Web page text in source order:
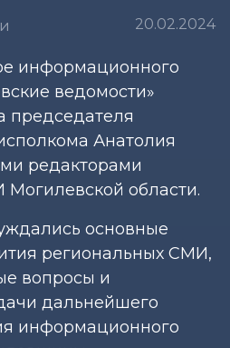
20.02.2024
информационного
ведомости»
председателя
Анатолия
редакторами
области.
основные
региональных СМИ,
вопросы и
дальнейшего
информационного